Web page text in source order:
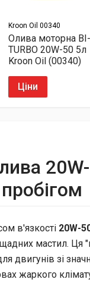
Kroon Oil 00340
Олива моторна BI-
TURBO 20W-50 5л
Kroon Oil (00340)
Ціни
в'язкості 20W-
мастил. Ця
двигунів зі
жаркого